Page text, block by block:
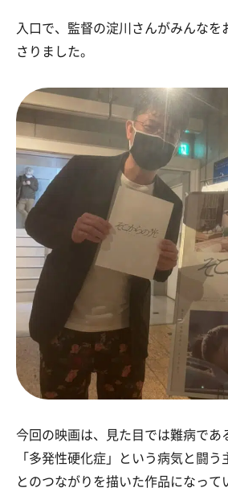
入口で、監督の淀川さんがみんなを
さりました。
今回の映画は、見た目では難病であ
「多発性硬化症」という病気と闘う
とのつながりを描いた作品になって